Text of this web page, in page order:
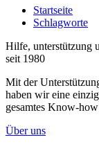
Startseite
Schlagworte
Hilfe, unterstützung
seit 1980
Mit der
haben wir eine
gesamtes Know-
Über uns